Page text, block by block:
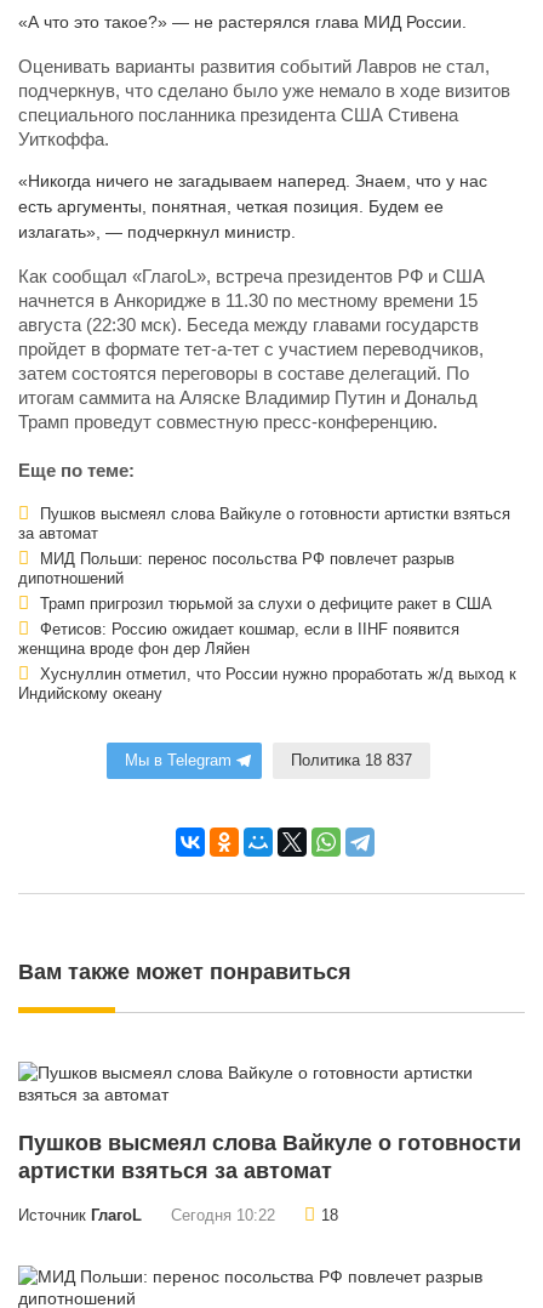
«А что это такое?» — не растерялся глава МИД России.
Оценивать варианты развития событий Лавров не стал,
подчеркнув, что сделано было уже немало в ходе визитов
специального посланника президента США Стивена
Уиткоффа.
«Никогда ничего не загадываем наперед. Знаем, что у нас
есть аргументы, понятная, четкая позиция. Будем ее
излагать», — подчеркнул министр.
Как сообщал «ГлагоL», встреча президентов РФ и США
начнется в Анкоридже в 11.30 по местному времени 15
августа (22:30 мск). Беседа между главами государств
пройдет в формате тет-а-тет с участием переводчиков,
затем состоятся переговоры в составе делегаций. По
итогам саммита на Аляске Владимир Путин и Дональд
Трамп проведут совместную пресс-конференцию.
Еще по теме:
Пушков высмеял слова Вайкуле о готовности артистки взяться
за автомат
МИД Польши: перенос посольства РФ повлечет разрыв
дипотношений
Трамп пригрозил тюрьмой за слухи о дефиците ракет в США
Фетисов: Россию ожидает кошмар, если в IIHF появится
женщина вроде фон дер Ляйен
Хуснуллин отметил, что России нужно проработать ж/д выход к
Индийскому океану
Мы в Telegram Политика 18 837
Вам также может понравиться
Пушков высмеял слова Вайкуле о готовности
артистки взяться за автомат
Источник ГлагоL Сегодня 10:22 18